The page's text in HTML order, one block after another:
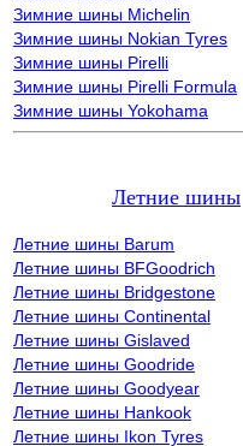
Зимние шины Michelin
Зимние шины Nokian Tyres
Зимние шины Pirelli
Зимние шины Pirelli Formula
Зимние шины Yokohama
Летние шины
Летние шины Barum
Летние шины BFGoodrich
Летние шины Bridgestone
Летние шины Continental
Летние шины Gislaved
Летние шины Goodride
Летние шины Goodyear
Летние шины Hankook
Летние шины Ikon Tyres